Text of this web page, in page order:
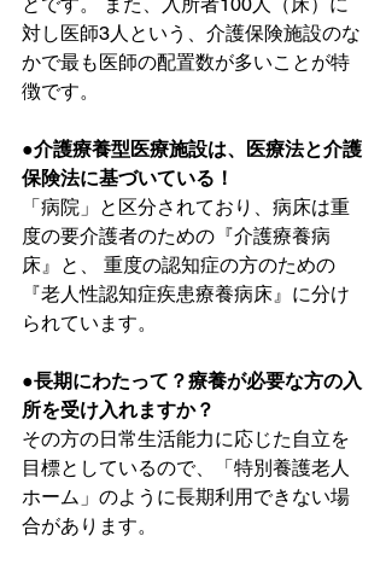
対し医師3人という、介護保険施設のな
かで最も医師の配置数が多いことが特
徴です。
●介護療養型医療施設は、医療法と介護
保険法に基づいている！
「病院」と区分されており、病床は重
度の要介護者のための『介護療養病
床』と、 重度の認知症の方のための
『老人性認知症疾患療養病床』に分け
られています。
●長期にわたって？療養が必要な方の入
所を受け入れますか？
その方の日常生活能力に応じた自立を
目標としているので、「特別養護老人
ホーム」のように長期利用できない場
合があります。